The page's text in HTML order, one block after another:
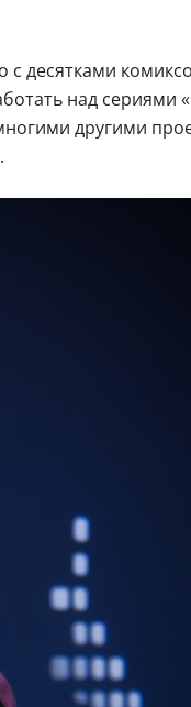
десятками
над сериями
другими